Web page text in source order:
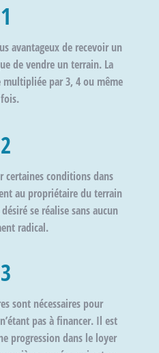
1
avantageux de recevoir un
de vendre un terrain. La
par 3, 4 ou même
2
certaines conditions dans
au propriétaire du terrain
se réalise sans aucun
radical.
3
sont nécessaires pour
pas à financer. Il est
progressiondans le loyer